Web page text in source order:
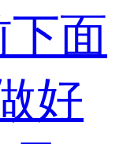
下面
好